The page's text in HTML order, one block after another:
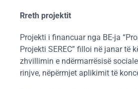
Rreth projektit
Projekti i financuar nga BE-ja
Projekti SEREC” filloi në janar
zhvillimin e ndërmarrësisë
rinjve, nëpërmjet aplikimit të